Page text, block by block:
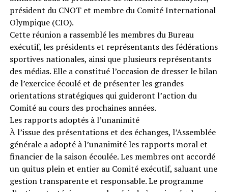
président du CNOT et membre du Comité International
Olympique (CIO).
Cette réunion a rassemblé les membres du Bureau
exécutif, les présidents et représentants des fédérations
sportives nationales, ainsi que plusieurs représentants
des médias. Elle a constitué l’occasion de dresser le bilan
de l’exercice écoulé et de présenter les grandes
orientations stratégiques qui guideront l’action du
Comité au cours des prochaines années.
Les rapports adoptés à l’unanimité
À l’issue des présentations et des échanges, l’Assemblée
générale a adopté à l’unanimité les rapports moral et
financier de la saison écoulée. Les membres ont accordé
un quitus plein et entier au Comité exécutif, saluant une
gestion transparente et responsable. Le programme